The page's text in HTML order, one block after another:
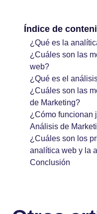
Índice de
¿Qué es la
¿Cuáles son las
web?
¿Qué es el
¿Cuáles son las
de Marketing?
¿Cómo funcionan
Análisis de
¿Cuáles son los
analítica web y la
Conclusión